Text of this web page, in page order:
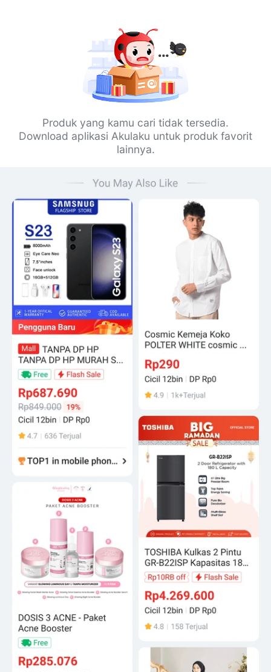
Produk yang kamu cari tidak tersedia.
Download aplikasi Akulaku untuk produk favorit
lainnya.